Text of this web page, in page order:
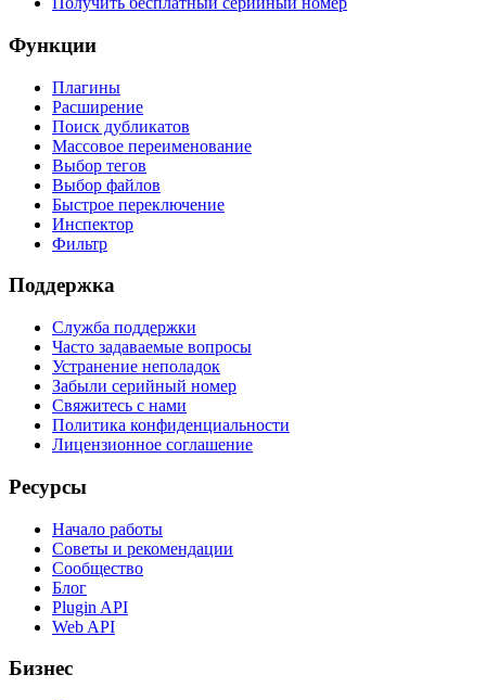
Функции
Плагины
Расширение
Поиск дубликатов
Массовое переименование
Выбор тегов
Выбор файлов
Быстрое переключение
Инспектор
Фильтр
Поддержка
Служба поддержки
Часто задаваемые вопросы
Устранение неполадок
Забыли серийный номер
Свяжитесь с нами
Политика конфиденциальности
Лицензионное соглашение
Ресурсы
Начало работы
Советы и рекомендации
Сообщество
Блог
Plugin API
Web API
Бизнес